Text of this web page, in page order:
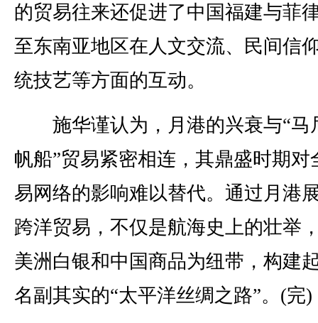
的贸易往来还促进了中国福建与菲
至东南亚地区在人文交流、民间信
统技艺等方面的互动。
施华谨认为，月港的兴衰与“马
帆船”贸易紧密相连，其鼎盛时期对
易网络的影响难以替代。通过月港
跨洋贸易，不仅是航海史上的壮举
美洲白银和中国商品为纽带，构建
名副其实的“太平洋丝绸之路”。(完)